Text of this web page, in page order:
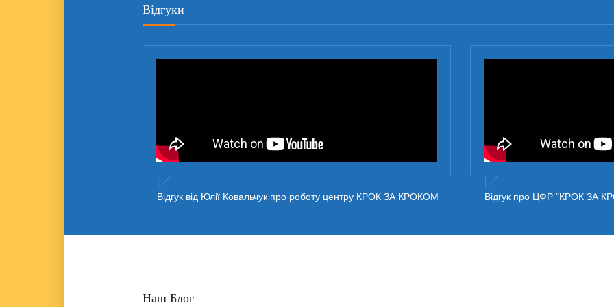
Відгуки
Відгук від Юлії Ковальчук про роботу центру КРОК ЗА КРОКОМ Відгук про ЦФР "КРОК ЗА
Наш Блог